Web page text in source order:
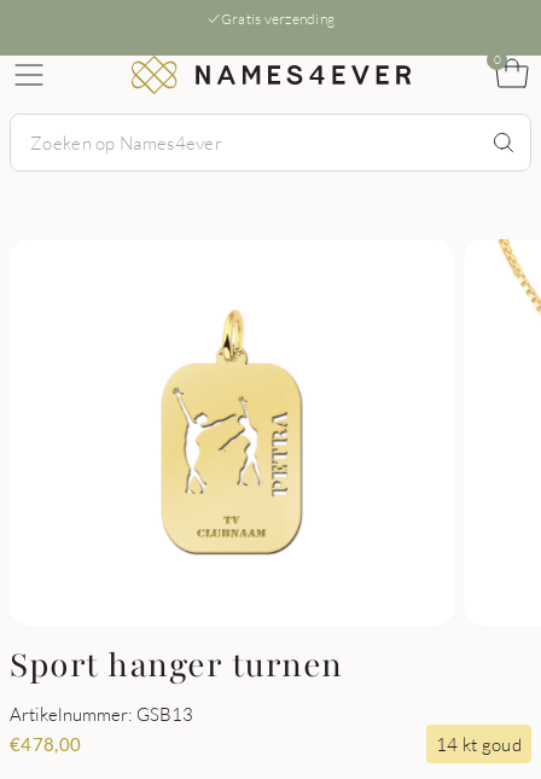
Gratis verzending
0
Sport hanger turnen
Artikelnummer: GSB13
€478,00 14 kt goud